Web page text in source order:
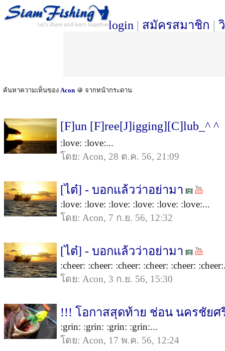
login | สมัครสมาชิก |
ค้นหาความเห็นของ Acon จากหน้ากระดาน
[F]un [F]ree[J]igging][C]lub_^ ^
:love: :love:...
โดย: Acon, 28 ต.ค. 56, 21:09
[ไต๋] - บอกแล้วว่าอย่ามา
:love: :love: :love: :love: :love: :love:...
โดย: Acon, 7 ก.ย. 56, 12:32
[ไต๋] - บอกแล้วว่าอย่ามา
:cheer: :cheer: :cheer: :cheer: :cheer:
โดย: Acon, 3 ก.ย. 56, 15:30
!!! โอกาสสุดท้าย ช่อน นครชัยศ
:grin: :grin: :grin: :grin:...
โดย: Acon, 17 พ.ค. 56, 12:24